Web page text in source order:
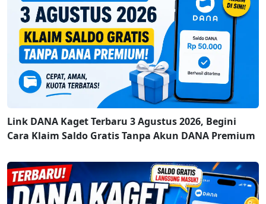
Link DANA Kaget Terbaru 3 Agustus 2026, Begini
Cara Klaim Saldo Gratis Tanpa Akun DANA Premium